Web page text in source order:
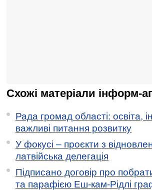
Схожі матеріали інформ-
Рада громад області: освіта,
важливі питання розвитку
У фокусі – проєкти з
латвійська делегація
Підписано договір про
та парафією Еш-кам-Рідлі